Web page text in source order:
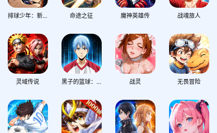
排球少年：新的征程 命途之征 魔神英雄传 战魂旅人
灵域传说 黑子的篮球：街头对决 战灵 无畏冒险